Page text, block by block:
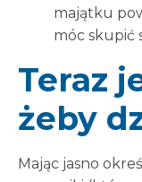
majątku
móc skupić
Teraz
żeby
Mając jasno